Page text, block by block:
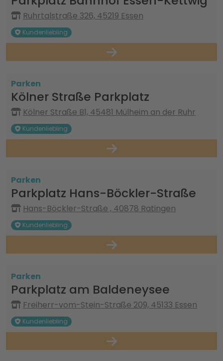
Ruhrtalstraße 326, 45219 Essen
Kundenliebling
Parken
Kölner Straße Parkplatz
Kölner Straße B1, 45481 Mülheim an der Ruhr
Kundenliebling
Parken
Parkplatz Hans-Böckler-Straße
Hans-Böckler-Straße , 40878 Ratingen
Kundenliebling
Parken
Parkplatz am Baldeneysee
Freiherr-vom-Stein-Straße 209, 45133 Essen
Kundenliebling